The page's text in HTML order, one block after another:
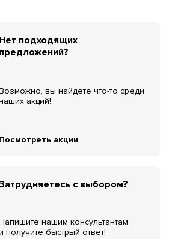
Нет подходящих
предложений?
вы найдёте что-то среди
акций!
Посмотреть акции
с выбором?
нашим консультантам
получите быстрый ответ!